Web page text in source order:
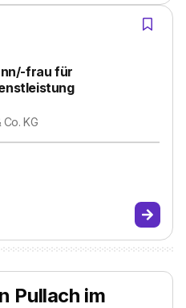
frau für
KG
Pullach im